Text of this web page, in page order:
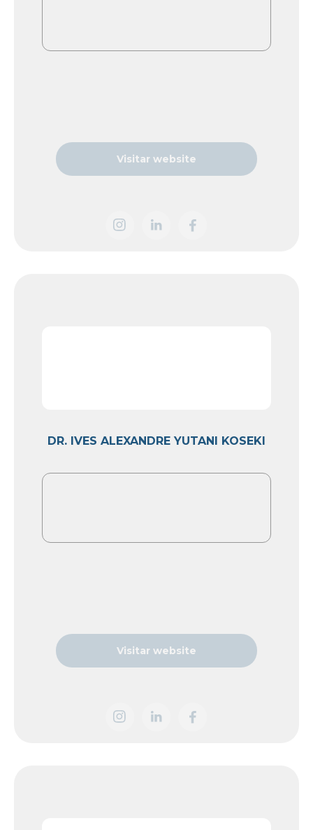
Visitar website
DR. IVES ALEXANDRE YUTANI KOSEKI
Visitar website